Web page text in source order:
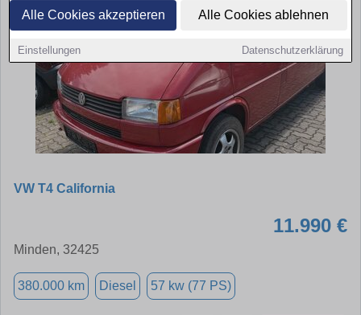
Alle Cookies akzeptieren Alle Cookies ablehnen
Einstellungen Datenschutzerklärung
VW T4 California
11.990 €
Minden, 32425
380.000 km Diesel 57 kw (77 PS)